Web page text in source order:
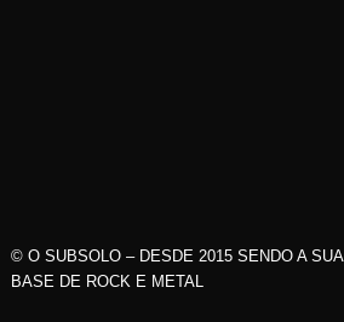
© O SUBSOLO – DESDE 2015 SENDO A SUA
BASE DE ROCK E METAL